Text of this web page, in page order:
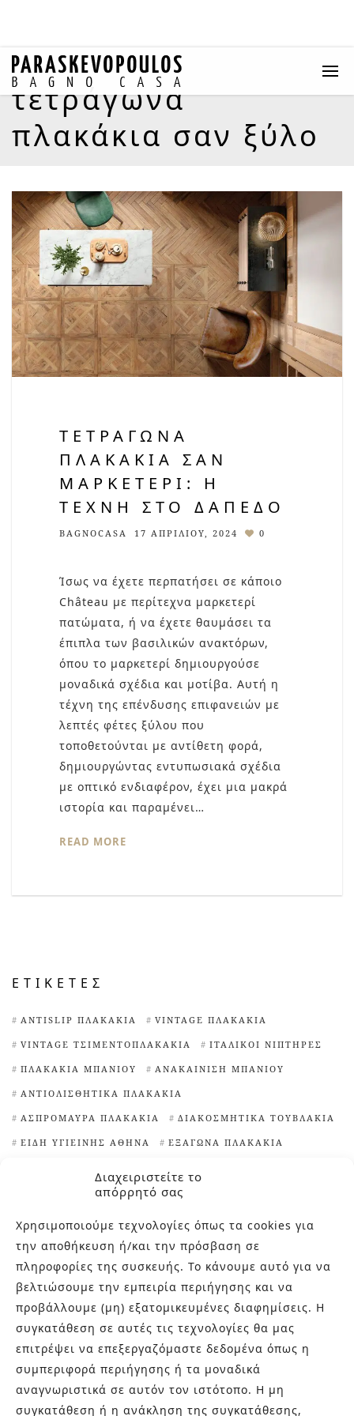
Διαχειριστείτε το
απόρρητό σας
Χρησιμοποιούμε τεχνολογίες όπως τα cookies για
την αποθήκευση ή/και την πρόσβαση σε
πληροφορίες της συσκευής. Το κάνουμε αυτό για να
βελτιώσουμε την εμπειρία περιήγησης και να
προβάλλουμε (μη) εξατομικευμένες διαφημίσεις. Η
συγκατάθεση σε αυτές τις τεχνολογίες θα μας
επιτρέψει να επεξεργαζόμαστε δεδομένα όπως η
συμπεριφορά περιήγησης ή τα μοναδικά
αναγνωριστικά σε αυτόν τον ιστότοπο. Η μη
συγκατάθεση ή η ανάκληση της συγκατάθεσης,
τετράγωνα
πλακάκια σαν ξύλο
ΤΕΤΡΆΓΩΝΑ
ΠΛΑΚΆΚΙΑ ΣΑΝ
ΜΑΡΚΕΤΕΡΊ: Η
ΤΈΧΝΗ ΣΤΟ ΔΆΠΕΔΟ
BAGNOCASA 17 ΑΠΡΙΛΊΟΥ, 2024 0
Ίσως να έχετε περπατήσει σε κάποιο
Château με περίτεχνα μαρκετερί
πατώματα, ή να έχετε θαυμάσει τα
έπιπλα των βασιλικών ανακτόρων,
όπου το μαρκετερί δημιουργούσε
μοναδικά σχέδια και μοτίβα. Αυτή η
τέχνη της επένδυσης επιφανειών με
λεπτές φέτες ξύλου που
τοποθετούνται με αντίθετη φορά,
δημιουργώντας εντυπωσιακά σχέδια
με οπτικό ενδιαφέρον, έχει μια μακρά
ιστορία και παραμένει…
READ MORE
ΕΤΙΚΈΤΕΣ
ANTISLIP ΠΛΑΚΆΚΙΑ VINTAGE ΠΛΑΚΆΚΙΑ
VINTAGE ΤΣΙΜΕΝΤΟΠΛΑΚΆΚΙΑ ΙΤΑΛΙΚΟΊ ΝΙΠΤΉΡΕΣ
ΠΛΑΚΆΚΙΑ ΜΠΆΝΙΟΥ ΑΝΑΚΑΊΝΙΣΗ ΜΠΆΝΙΟΥ
ΑΝΤΙΟΛΙΣΘΗΤΙΚΆ ΠΛΑΚΆΚΙΑ
ΑΣΠΡΌΜΑΥΡΑ ΠΛΑΚΆΚΙΑ ΔΙΑΚΟΣΜΗΤΙΚΆ ΤΟΥΒΛΆΚΙΑ
ΕΊΔΗ ΥΓΙΕΙΝΉΣ ΑΘΉΝΑ ΕΞΆΓΩΝΑ ΠΛΑΚΆΚΙΑ
ΙΔΙΑΊΤΕΡΑ ΠΛΑΚΆΚΙΑ
ΙΔΙΑΊΤΕΡΑ ΠΛΑΚΆΚΙΑ ΜΠΆΝΙΟΥ
ΚΑΘΑΡΙΣΤΙΚΌ ΑΛΆΤΩΝ ΚΛΏΣΤΡΑ
ΜΑΡΟΚΙΝΆ ΠΛΑΚΆΚΙΑ
ΜΠΑΝΙΈΡΕΣ ΕΛΕΎΘΕΡΗΣ ΤΟΠΟΘΈΤΗΣΗΣ ΝΙΠΤΉΡΕΣ
ΝΙΠΤΉΡΕΣ ΜΠΆΝΙΟΥ ΠΕΡΊΕΡΓΑ ΠΛΑΚΆΚΙΑ ΠΙΣΊΝΕΣ
ΠΛΑΚΆΚΙΑ TERRAZZO ΠΛΑΚΆΚΙΑ ΑΠΟΜΊΜΗΣΗ ΞΎΛΟΥ
ΠΛΑΚΆΚΙΑ ΓΙΑ ΕΠΈΝΔΥΣΗ ΤΟΊΧΩΝ
ΠΛΑΚΆΚΙΑ ΕΞΩΤΕΡΙΚΟΎ ΧΏΡΟΥ ΠΛΑΚΆΚΙΑ ΚΟΥΖΊΝΑΣ